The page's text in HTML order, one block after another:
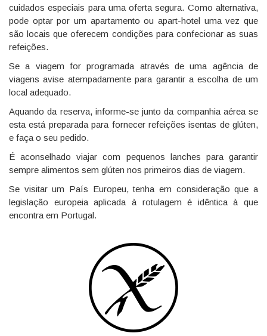
cuidados especiais para uma oferta segura. Como alternativa,
pode optar por um apartamento ou apart-hotel uma vez que
são locais que oferecem condições para confecionar as suas
refeições.
Se a viagem for programada através de uma agência de
viagens avise atempadamente para garantir a escolha de um
local adequado.
Aquando da reserva, informe-se junto da companhia aérea se
esta está preparada para fornecer refeições isentas de glúten,
e faça o seu pedido.
É aconselhado viajar com pequenos lanches para garantir
sempre alimentos sem glúten nos primeiros dias de viagem.
Se visitar um País Europeu, tenha em consideração que a
legislação europeia aplicada à rotulagem é idêntica à que
encontra em Portugal.